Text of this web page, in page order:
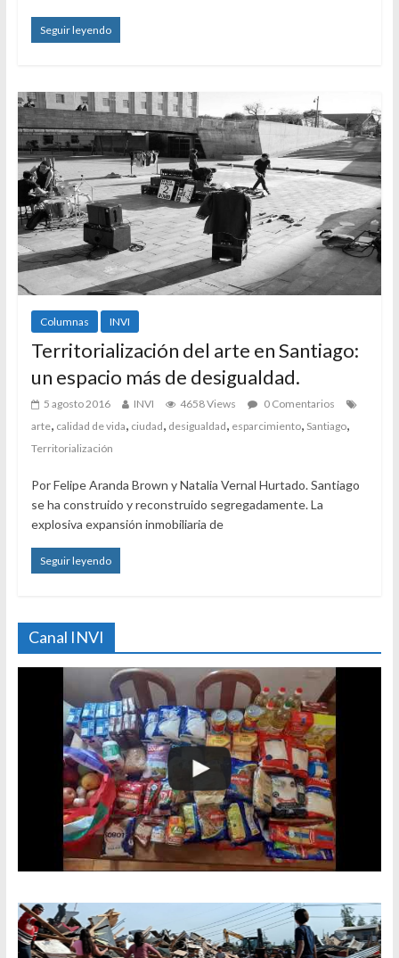
Seguir leyendo
Columnas INVI
Territorialización del arte en Santiago:
un espacio más de desigualdad.
5 agosto 2016 INVI 4658 Views
0 Comentarios
arte, calidad de vida ciudad desigualdad esparcimiento, Santiago,
Territorialización
Por Felipe Aranda Brown y Natalia Vernal Hurtado. Santiago
se ha construido y reconstruido segregadamente. La
explosiva expansión inmobiliaria de
Seguir leyendo
Canal INVI